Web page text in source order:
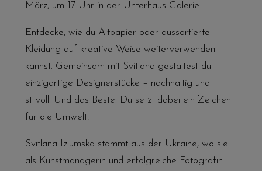
März, um 17 Uhr in der Unterhaus Galerie.
Entdecke, wie du Altpapier oder aussortierte
Kleidung auf kreative Weise weiterverwenden
kannst. Gemeinsam mit Svitlana gestaltest du
einzigartige Designerstücke – nachhaltig und
stilvoll. Und das Beste: Du setzt dabei ein Zeichen
für die Umwelt!
Svitlana Iziumska stammt aus der Ukraine, wo sie
als Kunstmanagerin und erfolgreiche Fotografin